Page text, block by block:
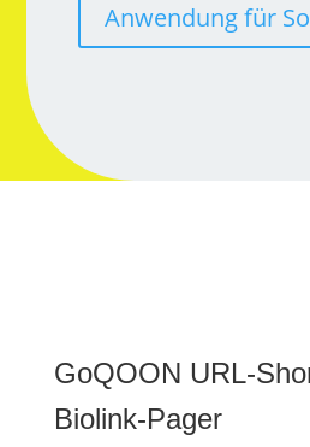
Anwendung für
GoQOON URL-
Biolink-Pager